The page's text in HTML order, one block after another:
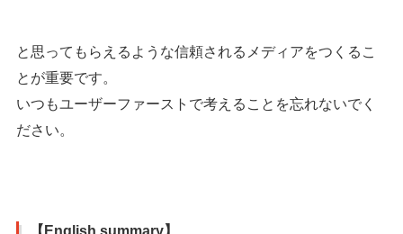
と思ってもらえるような信頼されるメディアをつくるこ
とが重要です。
いつもユーザーファーストで考えることを忘れないでく
ださい。
【English summary】